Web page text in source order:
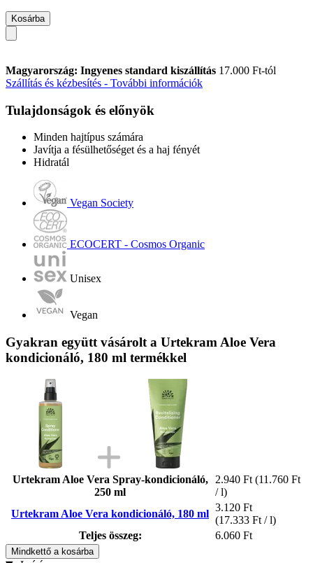
Kosárba
Magyarország: Ingyenes standard kiszállítás 17.000 Ft-tól
Szállítás és kézbesítés - További információk
Tulajdonságok és előnyök
Minden hajtípus számára
Javítja a fésülhetőséget és a haj fényét
Hidratál
Vegan Society
ECOCERT - Cosmos Organic
Unisex
Vegan
Gyakran együtt vásárolt a Urtekram Aloe Vera
kondicionáló, 180 ml termékkel
Urtekram Aloe Vera Spray-kondicionáló,
250 ml
2.940 Ft (11.760 Ft
/ l)
Urtekram Aloe Vera kondicionáló, 180 ml
3.120 Ft
(17.333 Ft / l)
Teljes összeg:
6.060 Ft
Mindkettő a kosárba